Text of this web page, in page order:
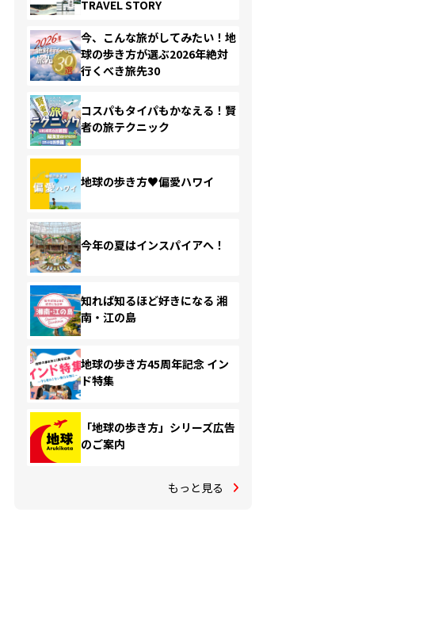
TRAVEL STORY
今、こんな旅がしてみたい！地
球の歩き方が選ぶ2026年絶対
行くべき旅先30
コスパもタイパもかなえる！賢
者の旅テクニック
地球の歩き方♥偏愛ハワイ
今年の夏はインスパイアへ！
知れば知るほど好きになる 湘
南・江の島
地球の歩き方45周年記念 イン
ド特集
「地球の歩き方」シリーズ広告
のご案内
もっと見る